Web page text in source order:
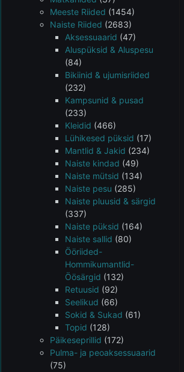
Meeste Riided (1454)
Naiste Riided (2683)
Aksessuaarid (47)
Aluspüksid & Aluspesu
(84)
Bikiinid & ujumisriided
(232)
Kampsunid & pusad
(233)
Kleidid (466)
Lühikesed püksid (17)
Mantlid & Jakid (234)
Naiste kindad (49)
Naiste mütsid (134)
Naiste pesu (285)
Naiste pluusid & särgid
(337)
Naiste püksid (164)
Naiste sallid (80)
Ööriided-
Hommikumantlid-
Öösärgid (132)
Retuusid (92)
Seelikud (66)
Sokid & Sukad (61)
Topid (128)
Päikeseprillid (172)
Pulma- ja peoaksessuaarid
(75)